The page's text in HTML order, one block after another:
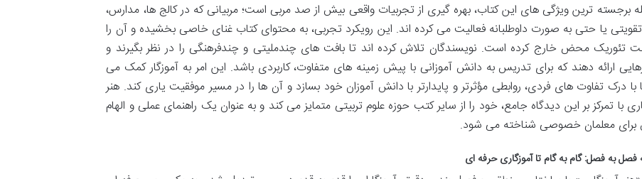
برجسته ترین ویژگی های این کتاب، بهره گیری از تجربیات واقعی بیش از صد مربی است؛ مربیانی که در کالج ها، مدارس،
تقویتی یا حتی به صورت داوطلبانه فعالیت می کرده اند. این رویکرد تجربی، به محتوای کتاب غنای خاصی بخشیده و آن را
تئوریک محض خارج کرده است. نویسندگان تلاش کرده اند تا بافت های چندملیتی و چندفرهنگی را در نظر بگیرند و
ارائه دهند که برای تدریس به دانش آموزانی با پیش زمینه های متفاوت، کاربردی باشد. این امر به آموزگار کمک می
با درک تفاوت های فردی، روابطی مؤثرتر و پایدارتر با دانش آموزان خود بسازد و آن ها را در مسیر موفقیت یاری کند. هنر
با تمرکز بر این دیدگاه جامع، خود را از سایر کتب حوزه علوم تربیتی متمایز می کند و به عنوان یک راهنمای عملی و الهام
معلمان خصوصی شناخته می شود.
به فصل: گام به گام تا آموزگاری حرفه ای